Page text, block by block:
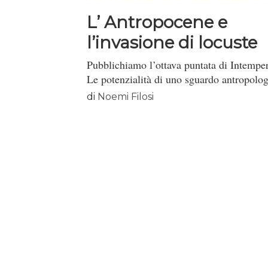
L’ Antropocene e
l’invasione di locuste
Pubblichiamo l’ottava puntata di
Le potenzialità di uno sguardo
di Noemi Filosi